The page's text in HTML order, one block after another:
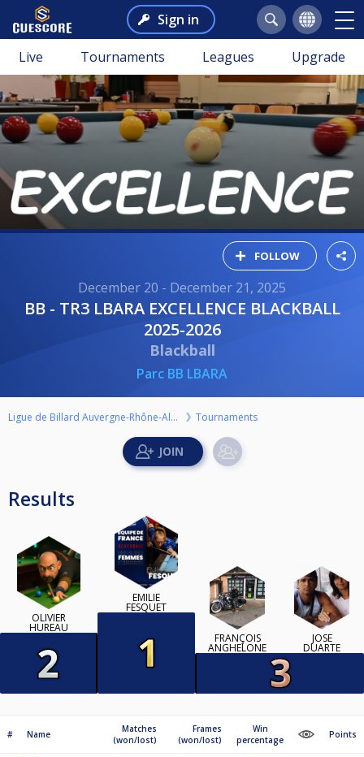
Sign in
Live Tournaments Leagues Upgrade
FOLLOW
December 20 - December 21, 2025
BB - TR3 LBARA EXCELLENCE BLACKBALL
2025-2026
Blackball
Parc BB LBARA
Ligue de Billard Auvergne-Rhône-Alpes Tournaments
Results
OLIVIER
HUREAU
EMILIE
FESQUET
FRANÇOIS
ANGHELONE
JOSÉ
DUARTE
# Name
Matches
(won/lost)
Frames
(won/lost)
Win
percentage
Points